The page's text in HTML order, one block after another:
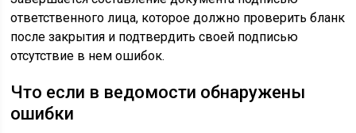
ответственного лица, которое должно проверить бланк
после закрытия и подтвердить своей подписью
отсутствие в нем ошибок.
Что если в ведомости обнаружены
ошибки